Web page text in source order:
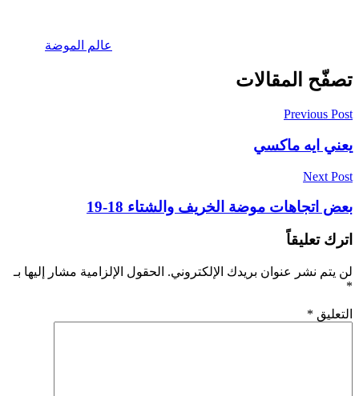
عالم الموضة
تصفّح المقالات
Previous Post
يعني ايه ماكسي
Next Post
بعض اتجاهات موضة الخريف والشتاء 18-19
اترك تعليقاً
لن يتم نشر عنوان بريدك الإلكتروني. الحقول الإلزامية مشار إليها بـ
*
التعليق *